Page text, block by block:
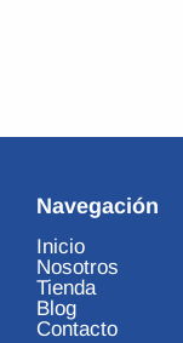
Navegación
Inicio
Nosotros
Tienda
Blog
Contacto